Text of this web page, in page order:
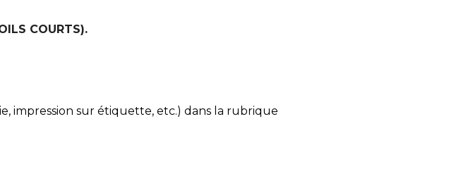
COURTS).
impression sur étiquette, etc.) dans la rubrique